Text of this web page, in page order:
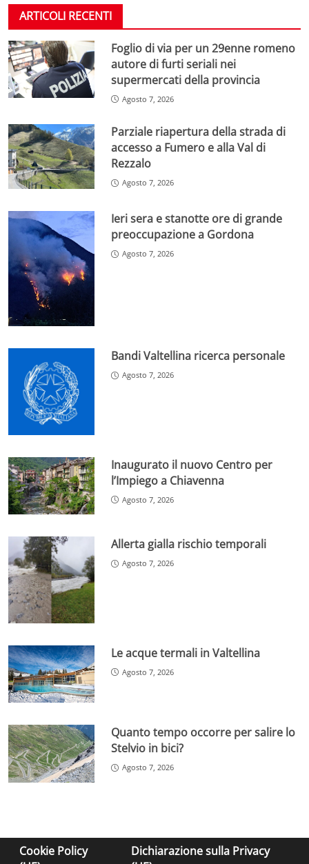
ARTICOLI RECENTI
Foglio di via per un 29enne romeno
autore di furti seriali nei
supermercati della provincia
Agosto 7, 2026
Parziale riapertura della strada di
accesso a Fumero e alla Val di
Rezzalo
Agosto 7, 2026
Ieri sera e stanotte ore di grande
preoccupazione a Gordona
Agosto 7, 2026
Bandi Valtellina ricerca personale
Agosto 7, 2026
Inaugurato il nuovo Centro per
l’Impiego a Chiavenna
Agosto 7, 2026
Allerta gialla rischio temporali
Agosto 7, 2026
Le acque termali in Valtellina
Agosto 7, 2026
Quanto tempo occorre per salire lo
Stelvio in bici?
Agosto 7, 2026
Cookie Policy
Dichiarazione sulla Privacy